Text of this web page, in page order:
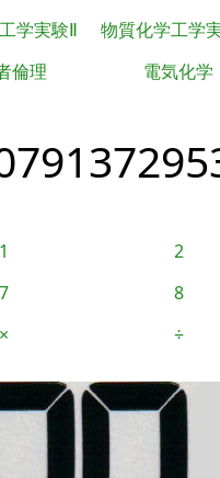
学実験Ⅱ
物質化学工学
倫理 電気化学
1
2
7
8
× ÷